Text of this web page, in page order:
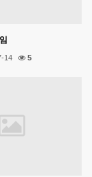
14 5